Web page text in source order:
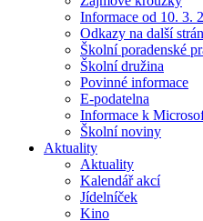
Informace od 10. 3.
Odkazy na další
Školní poradenské
Školní družina
Povinné informace
E-podatelna
Informace k
Školní noviny
Aktuality
Aktuality
Kalendář akcí
Jídelníček
Kino